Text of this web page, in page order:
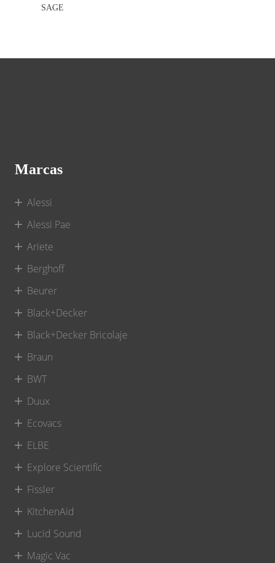
SAGE
Marcas
Alessi
Alessi Pae
Ariete
Berghoff
Beurer
Black+Decker
Black+Decker Bricolaje
Braun
BWT
Duux
Ecovacs
ELBE
Explore Scientific
Fissler
KitchenAid
Lucid Sound
Magic Vac